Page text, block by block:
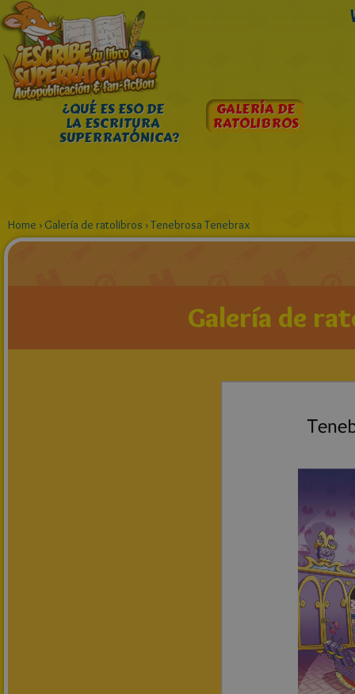
¿QUÉ ES ESO DE
LA ESCRITURA
SUPERRATÓNICA?
GALERÍA DE
RATOLIBROS
Home › Galería de ratolibros ›Tenebrosa Tenebrax
Galería de